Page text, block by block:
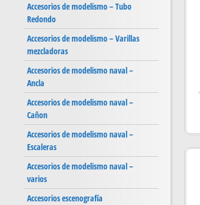
Accesorios de modelismo – Tubo
Redondo
Accesorios de modelismo – Varillas
mezcladoras
Accesorios de modelismo naval –
Ancla
Accesorios de modelismo naval –
Cañon
Accesorios de modelismo naval –
Escaleras
Accesorios de modelismo naval –
varios
Accesorios escenografía